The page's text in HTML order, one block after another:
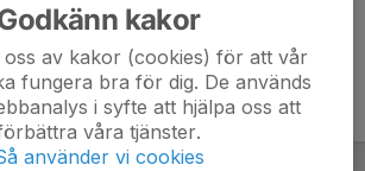
kakor
oss av kakor (cookies) för att vår
fungera bra för dig. De används
i syfte att hjälpa oss att
våra tjänster.
använder vi cookies